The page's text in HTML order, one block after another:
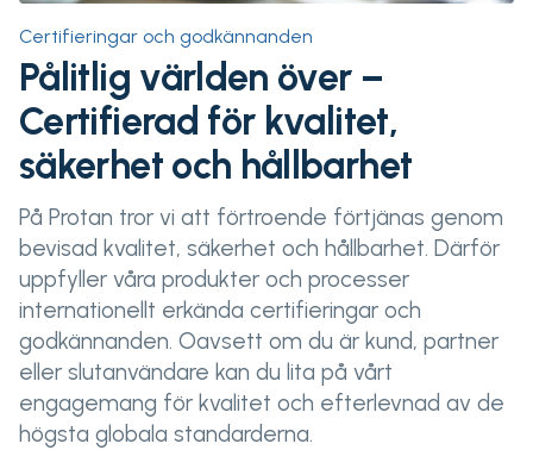
Certifieringar och godkännanden
Pålitlig världen över –
Certifierad för kvalitet,
säkerhet och hållbarhet
På Protan tror vi att förtroende förtjänas genom
bevisad kvalitet, säkerhet och hållbarhet. Därför
uppfyller våra produkter och processer
internationellt erkända certifieringar och
godkännanden. Oavsett om du är kund, partner
eller slutanvändare kan du lita på vårt
engagemang för kvalitet och efterlevnad av de
högsta globala standarderna.